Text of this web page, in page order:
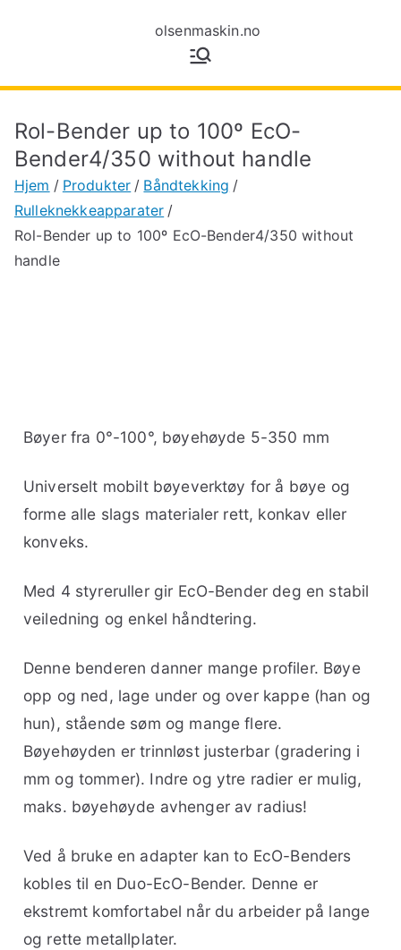
olsenmaski
n.no
Rol-Bender up to 100º EcO-
Bender4/350 without handle
Hjem Produkter
Båndtekking
Rulleknekkeapparater
Rol-Bender up to 100º EcO-Bender4/350 without
handle
Bøyer fra 0°-100°, bøyehøyde 5-350 mm
Universelt mobilt bøyeverktøy for å bøye og
forme alle slags materialer rett, konkav eller
konveks.
Med 4 styreruller gir EcO-Bender deg en stabil
veiledning og enkel håndtering.
Denne benderen danner mange profiler. Bøye
opp og ned, lage under og over kappe (han og
hun), stående søm og mange flere.
Bøyehøyden er trinnløst justerbar (gradering i
mm og tommer). Indre og ytre radier er mulig,
maks. bøyehøyde avhenger av radius!
Ved å bruke en adapter kan to EcO-Benders
kobles til en Duo-EcO-Bender. Denne er
ekstremt komfortabel når du arbeider på lange
og rette metallplater.